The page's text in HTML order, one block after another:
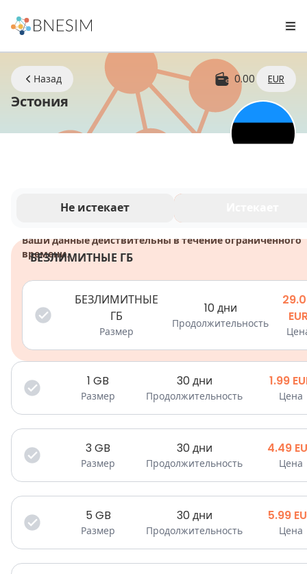
Назад 0.00 EUR
ЭстонияeSIM | Оставайтесь на связи где
Не истекает
Ваши данные действительны в течение ограниченного
времени.
БЕЗЛИМИТНЫЕ ГБ
БЕЗЛИМИТНЫЕ
ГБ
Размер
10 дни
Продолжительность
1 GB
Размер
30 дни
Продолжительность
1.99
Цена
3GB
Размер
30 дни
Продолжительность
4.49
Цена
5 GB
Размер
30 дни
Продолжительность
5.99
Цена